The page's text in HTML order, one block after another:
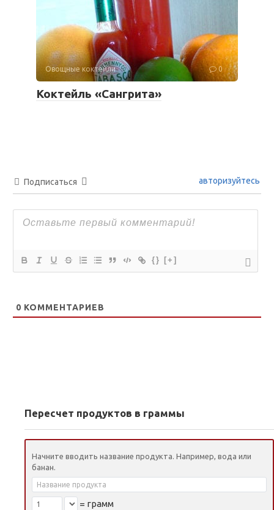
Овощные коктейли 0
Коктейль «Сангрита»
Подписаться авторизуйтесь
{} [+]
0 КОММЕНТАРИЕВ
Пересчет продуктов в граммы
Начните вводить название продукта. Например, вода или
банан.
= грамм